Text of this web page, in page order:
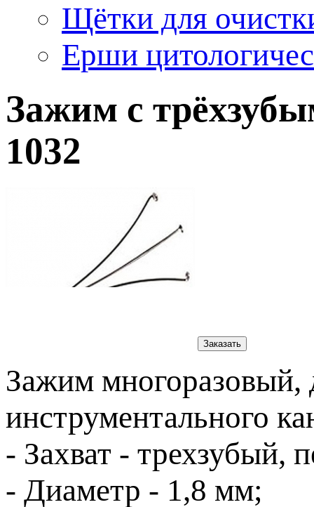
Щётки для
Ерши
Зажим с
1032
Заказать
Зажим многоразовый,
инструментального
- Захват - трехзубый,
- Диаметр - 1,8 мм;